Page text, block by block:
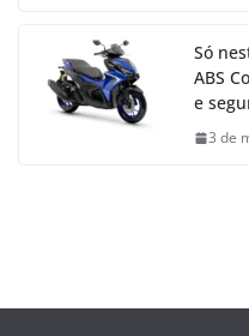
Só
ABS
e
3 de